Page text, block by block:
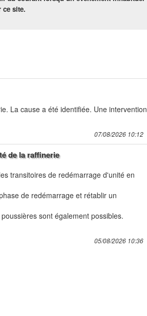
ce site.
La cause a été identifiée. Une intervention
07/08/2026 10:12
de la raffinerie
transitoires de redémarrage d'unité en
de redémarrage et rétablir un
sont également possibles.
05/08/2026 10:36